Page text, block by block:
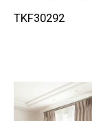
TKF30292